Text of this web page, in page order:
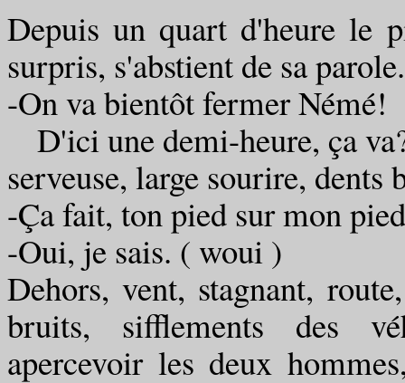
Depuis un quart d'heure le
surpris, s'abstient de sa parole.
-On va bientôt fermer Némé!
D'ici une demi-heure, ça
serveuse, large sourire, dents
-Ça fait, ton pied sur mon
-Oui, je sais. ( woui )
Dehors, vent, stagnant,
bruits, sifflements des
apercevoir les deux